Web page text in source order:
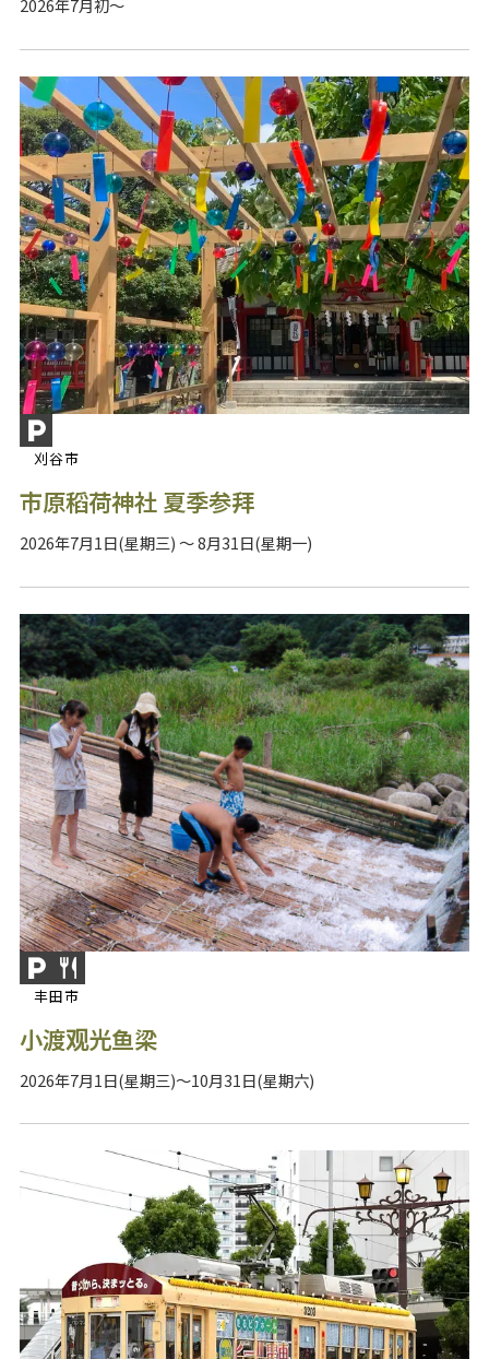
2026年7月初～
刈谷市
市原稻荷神社 夏季参拜
2026年7月1日(星期三) ～ 8月31日(星期一)
丰田市
小渡观光鱼梁
2026年7月1日(星期三)～10月31日(星期六)